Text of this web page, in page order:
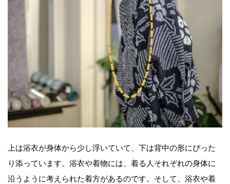
上は浴衣が身体から少し浮いていて、下は背中の形にぴった
り添っています。浴衣や着物には、着る人それぞれの身体に
沿うように考えられた着方があるのです。そして、浴衣や着